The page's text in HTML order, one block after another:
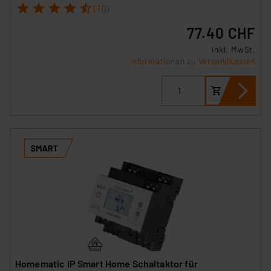
1 2 3 4 5 (10)
77.40 CHF
inkl. MwSt.
Informationen zu Versandkosten
Homematic IP Smart Home Schaltaktor für